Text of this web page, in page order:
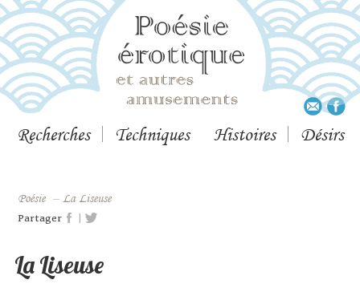
Recherches Techniques Histoires Désirs
Poésie – La Liseuse
Partager |
La Liseuse